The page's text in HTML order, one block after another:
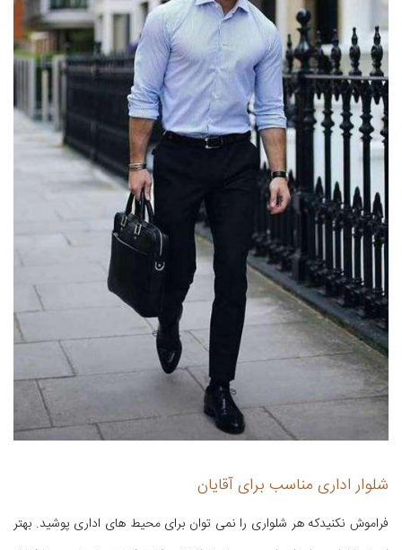
شلوار اداری مناسب برای آقایان
فراموش نکنیدکه هر شلواری را نمی توان برای محیط های اداری پوشید. بهتر